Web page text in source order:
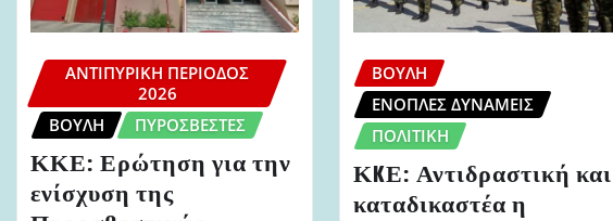
ΑΝΤΙΠΥΡΙΚΉ ΠΕΡΊΟΔΟΣ
2026
ΒΟΥΛΉ
ΠΥΡΟΣΒΈΣΤΕΣ
ΚΚΕ: Ερώτηση για την
ενίσχυση της
ΒΟΥΛΉ
ΈΝΟΠΛΕΣ ΔΥΝΆΜΕΙΣ
ΠΟΛΙΤΙΚΉ
ΚKΕ: Αντιδραστική και
καταδικαστέα η